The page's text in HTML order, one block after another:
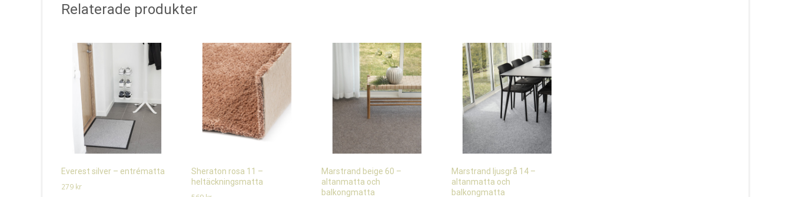
Relaterade produkter
Everest silver – entrématta
279 kr
Sheraton rosa 11 –
heltäckningsmatta
Marstrand beige 60 –
altanmatta och
balkongmatta
Marstrand ljusgrå 14 –
altanmatta och
balkongmatta